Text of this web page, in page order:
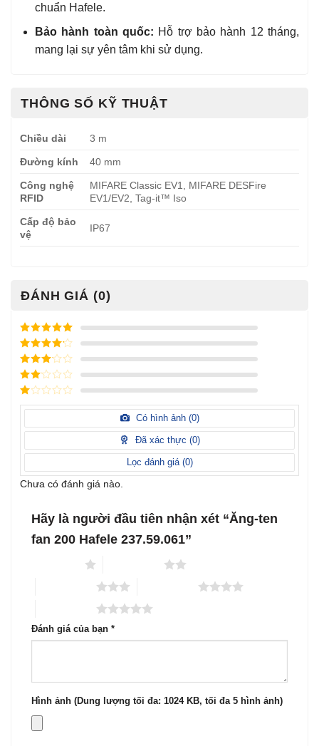
chuẩn Hafele.
Bảo hành toàn quốc: Hỗ trợ bảo hành 12 tháng,
mang lại sự yên tâm khi sử dụng.
THÔNG SỐ KỸ THUẬT
Chiều dài 3 m
Đường kính 40 mm
Công nghệ
RFID
MIFARE Classic EV1, MIFARE DESFire
EV1/EV2, Tag-it™ Iso
Cấp độ bảo
vệ
IP67
ĐÁNH GIÁ (0)
Được xếp
hạng
5
sao
Được xếp
hạng
sao
Được
xếp
hạng3
5 sao
Được
hạng
sao
Được
1
sao
Có hình ảnh (0)
Đã xác thực (0)
Lọc đánh giá (0)
Chưa có đánh giá nào.
Hãy là người đầu tiên nhận xét “Ăng-ten
fan 200 Hafele 237.59.061”
Đánh giá của bạn *
Hình ảnh (Dung lượng tối đa: 1024 KB, tối đa 5 hình ảnh)